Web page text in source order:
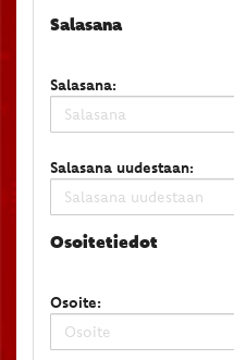
Salasana
Salasana:
Salasana uudestaan:
Osoitetiedot
Osoite: